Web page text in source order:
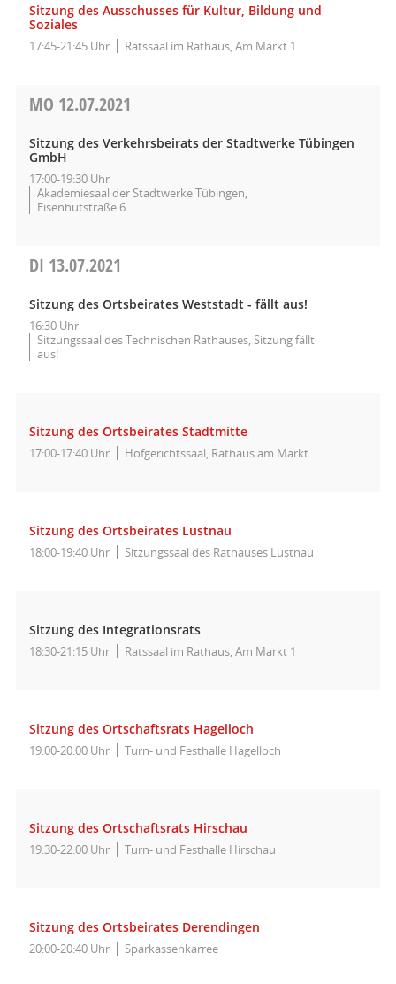
Sitzung des Ausschusses für Kultur, Bildung und
Soziales
17:45-21:45 Uhr Ratssaal im Rathaus, Am Markt 1
MO 12.07.2021
Sitzung des Verkehrsbeirats der Stadtwerke Tübingen
GmbH
17:00-19:30 Uhr
Akademiesaal der Stadtwerke Tübingen,
Eisenhutstraße 6
DI 13.07.2021
Sitzung des Ortsbeirates Weststadt - fällt aus!
16:30 Uhr
Sitzungssaal des Technischen Rathauses, Sitzung fällt
aus!
Sitzung des Ortsbeirates Stadtmitte
17:00-17:40 Uhr Hofgerichtssaal, Rathaus am Markt
Sitzung des Ortsbeirates Lustnau
18:00-19:40 Uhr Sitzungssaal des Rathauses Lustnau
Sitzung des Integrationsrats
18:30-21:15 Uhr Ratssaal im Rathaus, Am Markt 1
Sitzung des Ortschaftsrats Hagelloch
19:00-20:00 Uhr Turn- und Festhalle Hagelloch
Sitzung des Ortschaftsrats Hirschau
19:30-22:00 Uhr Turn- und Festhalle Hirschau
Sitzung des Ortsbeirates Derendingen
20:00-20:40 Uhr Sparkassenkarree